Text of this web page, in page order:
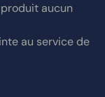
aucun
au service de